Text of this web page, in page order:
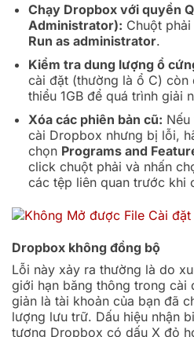
Chạy Dropbox với quyền
Administrator): Chuột
Run as administrator.
Kiểm tra dung lượng ổ
cài đặt (thường là ổ C)
thiểu 1GB để quá trình giải
Xóa các phiên bản cũ:
cài Dropbox nhưng bị lỗi,
chọn Programs and
click chuột phải và nhấn
các tệp liên quan trước khi
Dropbox không đồng bộ
Lỗi này xảy ra thường là do
giới hạn băng thông trong cài
giản là tài khoản của bạn đã
lượng lưu trữ. Dấu hiệu nhận
tượng Dropbox có dấu X đỏ